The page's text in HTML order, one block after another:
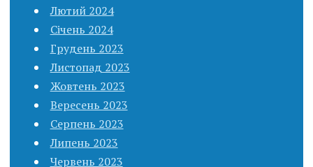
Лютий 2024
Січень 2024
Грудень 2023
Листопад 2023
Жовтень 2023
Вересень 2023
Серпень 2023
Липень 2023
Червень 2023